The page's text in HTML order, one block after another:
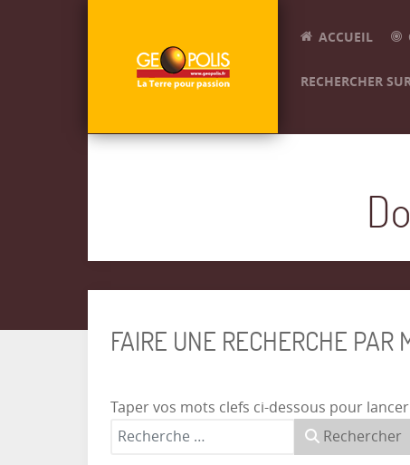
ACCUEIL
RECHERCHER
FAIRE UNE RECHERCHE PAR
Taper vos mots clefs ci-dessous pour
Rechercher